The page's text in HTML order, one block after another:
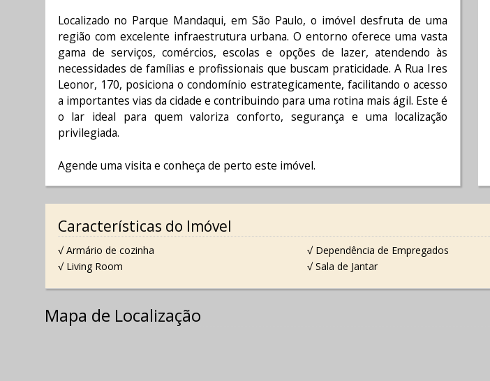
Localizado no Parque Mandaqui, em São Paulo, o imóvel desfruta de uma
região com excelente infraestrutura urbana. O entorno oferece uma vasta
gama de serviços, comércios, escolas e opções de lazer, atendendo às
necessidades de famílias e profissionais que buscam praticidade. A Rua Ires
Leonor, 170, posiciona o condomínio estrategicamente, facilitando o acesso
a importantes vias da cidade e contribuindo para uma rotina mais ágil. Este é
o lar ideal para quem valoriza conforto, segurança e uma localização
privilegiada.
Agende uma visita e conheça de perto este imóvel.
Características do Imóvel
√ Armário de cozinha √ Dependência de Empregados
√ Living Room
√ Sala de Jantar
Mapa de Localização